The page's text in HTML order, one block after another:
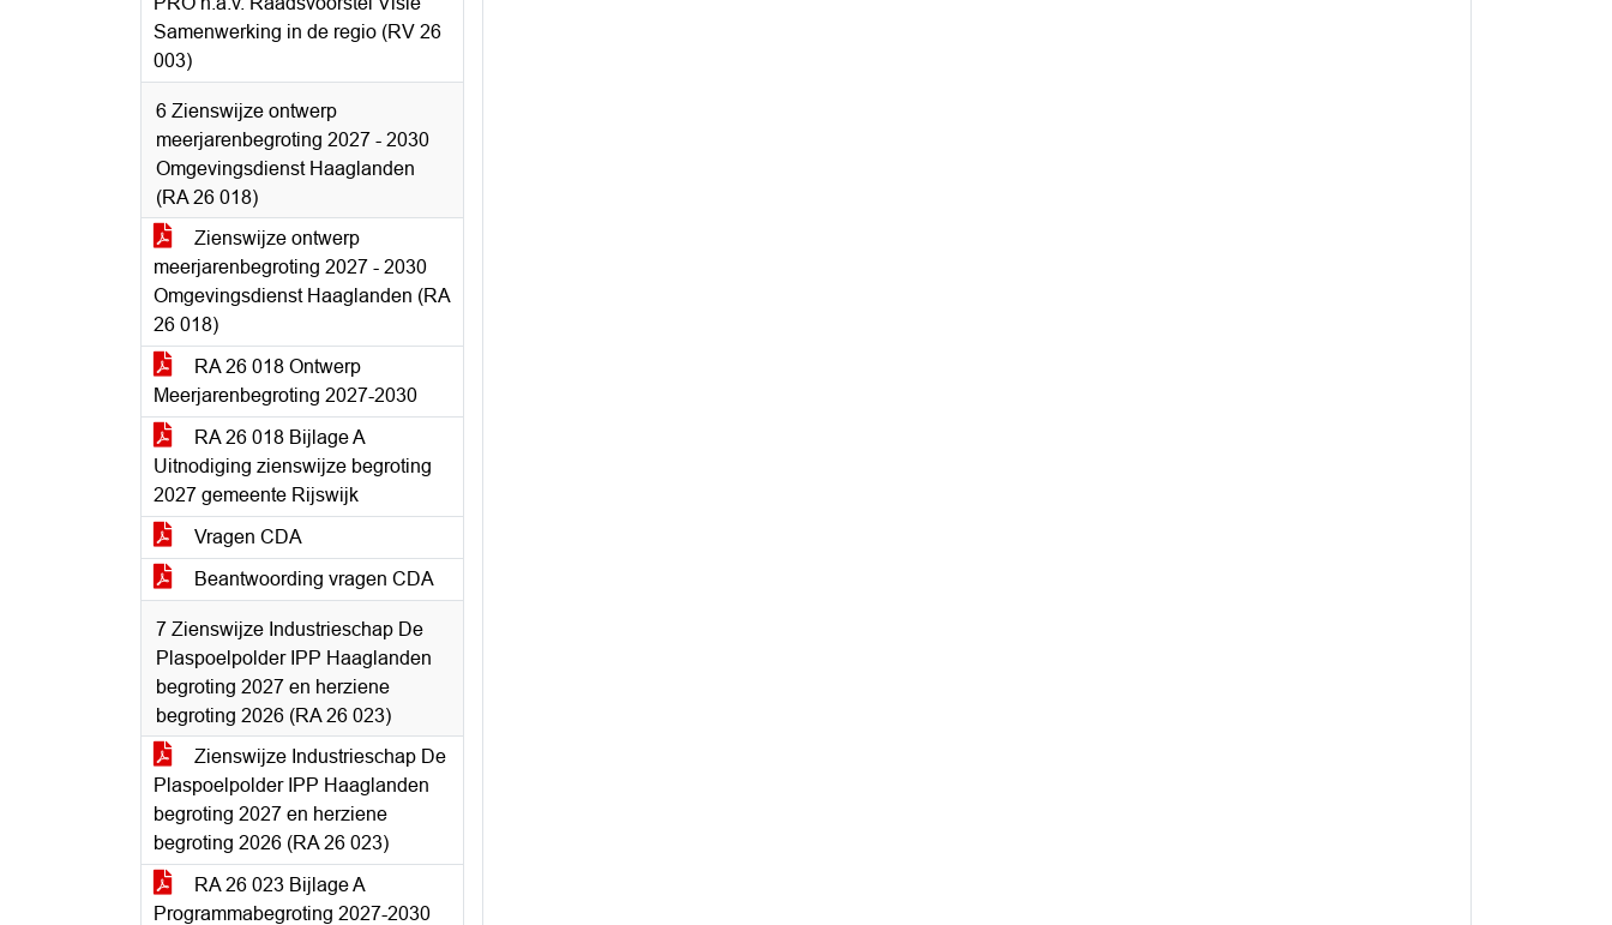
Samenwerking in de regio (RV 26
003)
6 Zienswijze ontwerp
meerjarenbegroting 2027 - 2030
Omgevingsdienst Haaglanden
(RA 26 018)
Zienswijze ontwerp
meerjarenbegroting 2027 - 2030
Omgevingsdienst Haaglanden (RA
26 018)
RA 26 018 Ontwerp
Meerjarenbegroting 2027-2030
RA 26 018 Bijlage A
Uitnodiging zienswijze begroting
2027 gemeente Rijswijk
Vragen CDA
Beantwoording vragen CDA
7 Zienswijze Industrieschap De
Plaspoelpolder IPP Haaglanden
begroting 2027 en herziene
begroting 2026 (RA 26 023)
Zienswijze Industrieschap De
Plaspoelpolder IPP Haaglanden
begroting 2027 en herziene
begroting 2026 (RA 26 023)
RA 26 023 Bijlage A
Programmabegroting 2027-2030